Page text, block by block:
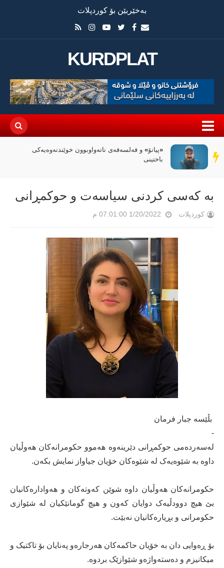
بەخێربێن بۆ کوردپلات
KURDPLAT
سەر
دێڕ
«پیانۆ» و فەلسەفەی ناتەواوبوون خوێندنەوەیەکی
باختینی
بە کەسی کردنی سیاسەت و حوکمڕانی
کوردپلات 1/20/2022 07:01:00 م
بڵێسە جبار فرمان
-
لەسەردەمی حوکمڕانی دێرینەوە ھەموو حکومرانەکان ھەوڵیان
داوە بە شێوەیەک لە شێوەکان خۆیان جیاواز نمایش بکەن.
حکومرانەکان ھەوڵیان داوە شوێن کەوتەکان و ھەوادارەکانیان
بێ ھیچ دوودڵیەک دوایان کەون و ھیچ گومانێکیان لە شێوازی
حکومرانی و بڕیارەکانیان نەبێت.
بۆ ڕەوایی دان بە خۆیان حاکمەکان ھەرجارەو پەنایان بۆ تاکتیک و
میکانیزم و دەستەواژەو شێوازێک بردوە.